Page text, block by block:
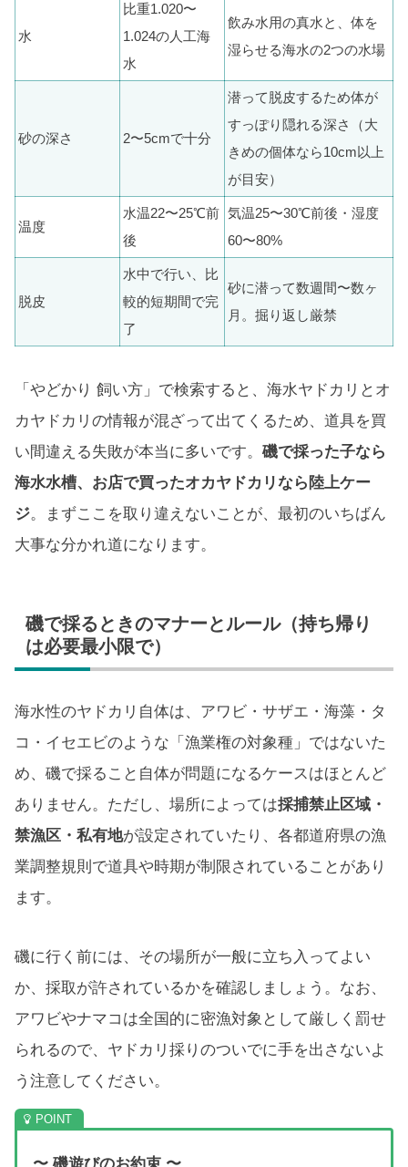
水
比重1.020〜
1.024の人工海
水
飲み水用の真水と、体を
湿らせる海水の2つの水場
砂の深さ 2〜5cmで十分
潜って脱皮するため体が
すっぽり隠れる深さ（大
きめの個体なら10cm以上
が目安）
温度
水温22〜25℃前
後
気温25〜30℃前後・湿度
60〜80%
脱皮
水中で行い、比
較的短期間で完
了
砂に潜って数週間〜数ヶ
月。掘り返し厳禁
「やどかり 飼い方」で検索すると、海水ヤドカリとオ
カヤドカリの情報が混ざって出てくるため、道具を買
い間違える失敗が本当に多いです。 磯で採った子なら
海水水槽、お店で買ったオカヤドカリなら陸上ケー
ジ。まずここを取り違えないことが、最初のいちばん
大事な分かれ道になります。
磯で採るときのマナーとルール（持ち帰り
は必要最小限で）
海水性のヤドカリ自体は、アワビ・サザエ・海藻・タ
コ・イセエビのような「漁業権の対象種」ではないた
め、磯で採ること自体が問題になるケースはほとんど
ありません。ただし、場所によっては採捕禁止区域・
禁漁区・私有地が設定されていたり、各都道府県の漁
業調整規則で道具や時期が制限されていることがあり
ます。
磯に行く前には、その場所が一般に立ち入ってよい
か、採取が許されているかを確認しましょう。なお、
アワビやナマコは全国的に密漁対象として厳しく罰せ
られるので、ヤドカリ採りのついでに手を出さないよ
う注意してください。